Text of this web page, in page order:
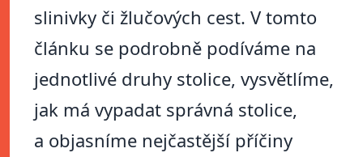
slinivky či žlučových cest. V tomto
článku se podrobně podíváme na
jednotlivé druhy stolice, vysvětlíme,
jak má vypadat správná stolice,
a objasníme nejčastější příčiny